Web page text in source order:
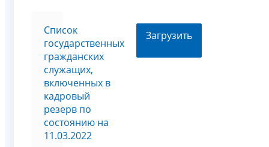
Список
государственных
гражданских
служащих,
включенных в
кадровый
резерв по
состоянию на
11.03.2022
Загрузить